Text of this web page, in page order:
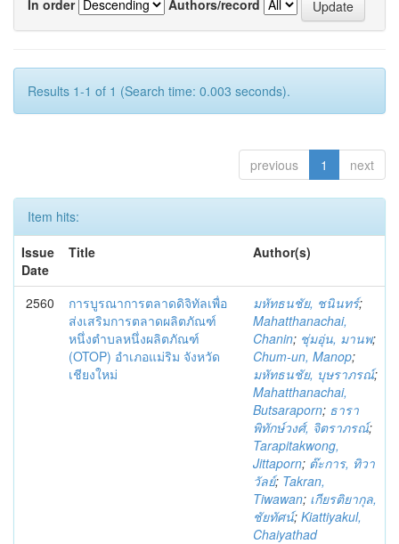
In order
Authors/record
Results 1-1 of 1 (Search time: 0.003 seconds).
previous 1 next
Item hits:
Issue
Date
Title Author(s)
2560
การบูรณาการตลาดดิจิทัลเพื่อ
ส่งเสริมการตลาดผลิตภัณฑ์
หนึ่งตำบลหนึ่งผลิตภัณฑ์
(OTOP) อำเภอแม่ริม จังหวัด
เชียงใหม่
มหัทธนชัย, ชนินทร์;
Mahatthanachai,
Chanin; ชุ่มอุ่น, มานพ;
Chum-un, Manop;
มหัทธนชัย, บุษราภรณ์;
Mahatthanachai,
Butsaraporn; ธารา
พิทักษ์วงศ์, จิตราภรณ์;
Tarapitakwong,
Jittaporn; ต๊ะการ, ทิวา
วัลย์; Takran,
Tiwawan; เกียรติยากุล,
ชัยทัศน์; Kiattiyakul,
Chaiyathad